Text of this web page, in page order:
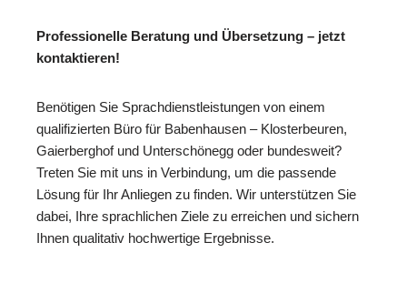
Professionelle Beratung und Übersetzung – jetzt
kontaktieren!
Benötigen Sie Sprachdienstleistungen von einem
qualifizierten Büro für Babenhausen – Klosterbeuren,
Gaierberghof und Unterschönegg oder bundesweit?
Treten Sie mit uns in Verbindung, um die passende
Lösung für Ihr Anliegen zu finden. Wir unterstützen Sie
dabei, Ihre sprachlichen Ziele zu erreichen und sichern
Ihnen qualitativ hochwertige Ergebnisse.